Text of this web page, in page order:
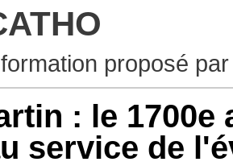
proposé
: le
service de